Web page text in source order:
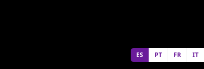
ES PT FR IT